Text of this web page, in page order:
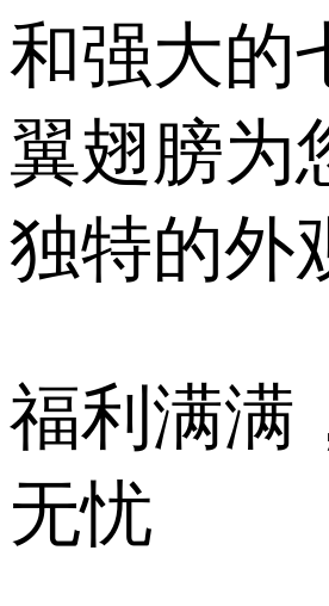
和强大的
翼翅膀为
独特的外
福利满满
无忧